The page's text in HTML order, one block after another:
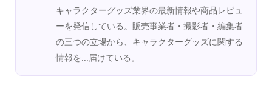
キャラクターグッズ業界の最新情報や商品レビュ
ーを発信している。販売事業者・撮影者・編集者
の三つの立場から、キャラクターグッズに関する
情報を...届けている。